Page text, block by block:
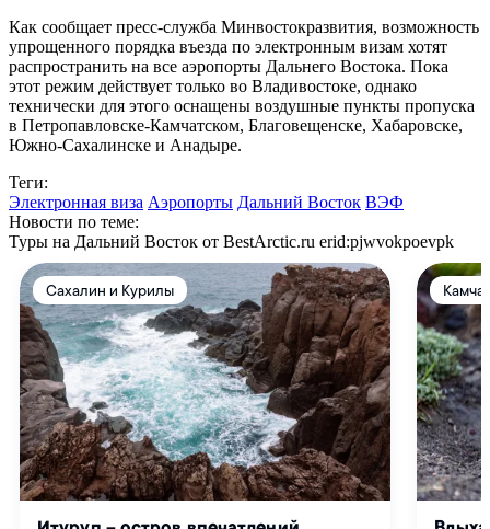
Как сообщает пресс-служба Минвостокразвития, возможность
упрощенного порядка въезда по электронным визам хотят
распространить на все аэропорты Дальнего Востока. Пока
этот режим действует только во Владивостоке, однако
технически для этого оснащены воздушные пункты пропуска
в Петропавловске-Камчатском, Благовещенске, Хабаровске,
Южно-Сахалинске и Анадыре.
Теги:
Электронная виза Аэропорты Дальний Восток ВЭФ
Новости по теме:
Туры на Дальний Восток от BestArctic.ru erid:pjwvokpoevpk